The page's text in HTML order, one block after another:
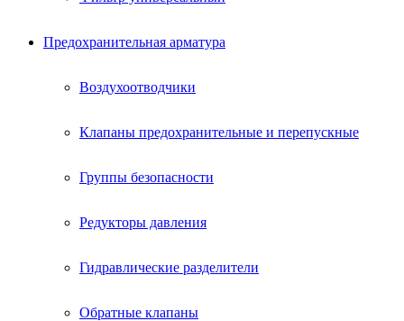
Предохранительная арматура
Воздухоотводчики
Клапаны предохранительные и перепускные
Группы безопасности
Редукторы давления
Гидравлические разделители
Обратные клапаны